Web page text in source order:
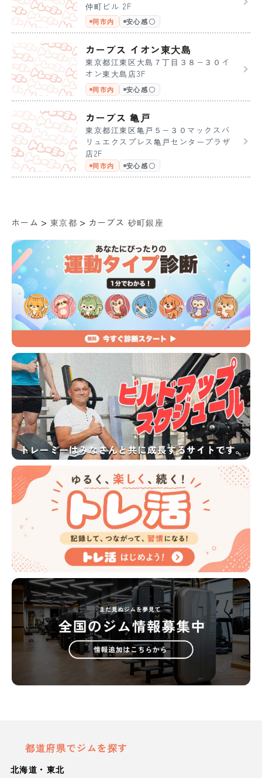
仲町ビル 2F
同市内 安心感〇
カーブス イオン東大島
東京都江東区大島７丁目３８−３０イ
オン東大島店3F
同市内 安心感〇
カーブス 亀戸
東京都江東区亀戸５−３０マックスバ
リュエクスプレス亀戸センタープラザ
店2F
同市内 安心感〇
ホーム > 東京都 > カーブス 砂町銀座
都道府県でジムを探す
北海道・東北